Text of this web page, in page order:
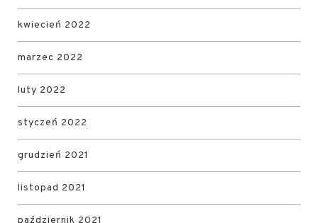
kwiecień 2022
marzec 2022
luty 2022
styczeń 2022
grudzień 2021
listopad 2021